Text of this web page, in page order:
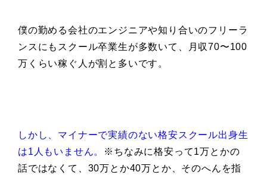
僕の勤める会社のエンジニアや知り合いのフリーラ
ンスにもスクール卒業生が多数いて、月収70〜100
万くらい稼ぐ人が割と多いです。
しかし、マイナーで実績のない格安スクール出身生
は1人もいません。
※ちなみに格安って1万とかの
話ではなくて、30万とか40万とか、そのへんを指